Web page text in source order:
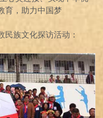
育，助力中国梦
族文化探访活动：